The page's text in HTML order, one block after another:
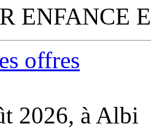
ENFANCE
offres
2026, à Albi